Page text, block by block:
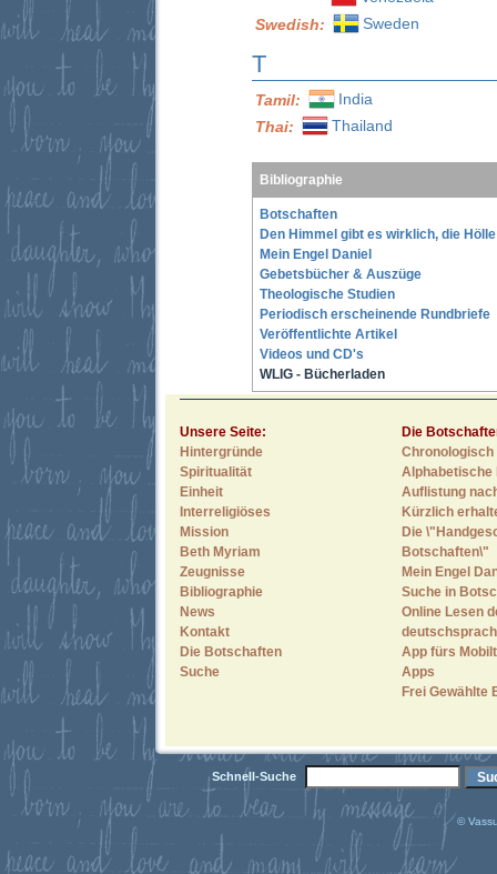
Swedish:
Sweden
T
Tamil:
India
Thai:
Thailand
Bibliographie
Botschaften
Den Himmel gibt es wirklich, die
Mein Engel Daniel
Gebetsbücher & Auszüge
Theologische Studien
Periodisch erscheinende Rundbriefe
Veröffentlichte Artikel
Videos und CD's
WLIG - Bücherladen
Unsere Seite:
Hintergründe
Spiritualität
Einheit
Interreligiöses
Mission
Beth Myriam
Zeugnisse
Bibliographie
News
Kontakt
Die Botschaften
Suche
Die
Alphabetische
Auflistung
Kürzlich
Die
Botschaften\"
Mein Engel
Suche in
Online Lesen
App fürs
Apps
Frei Gewählte
Schnell-Suche
©